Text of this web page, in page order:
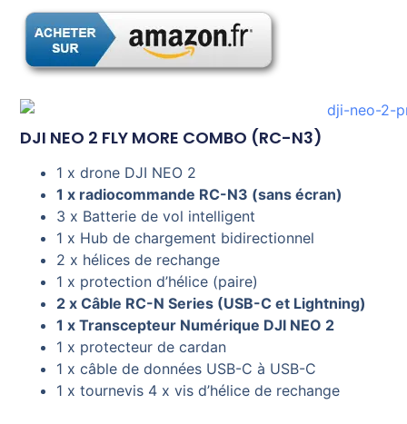
DJI NEO 2 FLY MORE COMBO (RC-N3)
1 x drone DJI NEO 2
1 x radiocommande RC-N3 (sans écran)
3 x Batterie de vol intelligent
1 x Hub de chargement bidirectionnel
2 x hélices de rechange
1 x protection d’hélice (paire)
2 x Câble RC-N Series (USB-C et Lightning)
1 x Transcepteur Numérique DJI NEO 2
1 x protecteur de cardan
1 x câble de données USB-C à USB-C
1 x tournevis 4 x vis d’hélice de rechange